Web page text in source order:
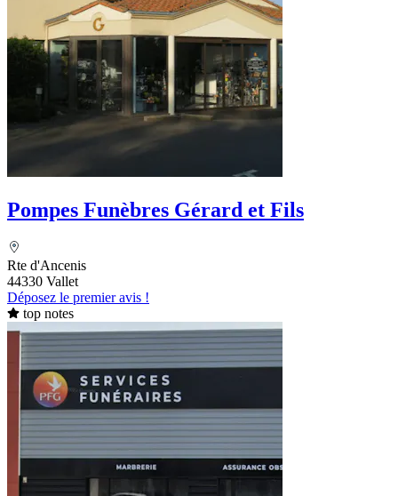
Pompes Funèbres Gérard et Fils
Rte d'Ancenis
44330 Vallet
Déposez le premier avis !
top notes